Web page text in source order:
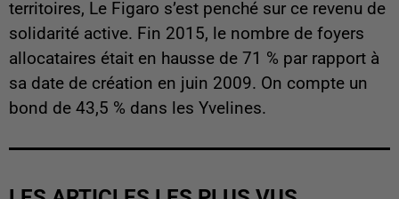
territoires, Le Figaro s’est penché sur ce revenu de
solidarité active. Fin 2015, le nombre de foyers
allocataires était en hausse de 71 % par rapport à
sa date de création en juin 2009. On compte un
bond de 43,5 % dans les Yvelines.